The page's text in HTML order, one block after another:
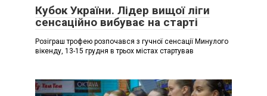
Кубок України. Лідер вищої ліги
сенсаційно вибуває на старті
Розіграш трофею розпочався з гучної сенсації Минулого
вікенду, 13-15 грудня в трьох містах стартував